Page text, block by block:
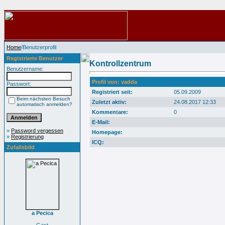
Home/Benutzerprofil
Registrierte Benutzer
Benutzername:
Passwort:
Beim nächsten Besuch
automatisch anmelden?
» Password vergessen
» Registrierung
Zufallsbild
a Pecica
Kontrollzentrum
Profil von: vadda
Registriert seit:
05.09.2009
Zuletzt aktiv:
24.08.2017 12:33
Kommentare:
0
E-Mail:
Homepage:
ICQ: